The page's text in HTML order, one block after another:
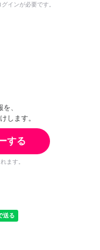
インが必要です。
、
します。
する
ます。